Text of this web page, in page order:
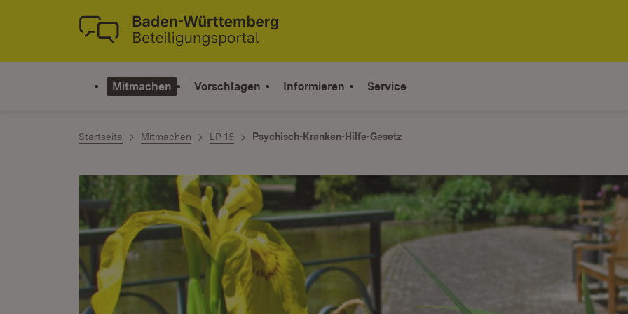
Zum Inhalt springen
Link zur Startseite
Mitmachen Vorschlagen Informieren Service
Startseite Mitmachen LP 15 Psychisch-Kranken-Hilfe-Gesetz